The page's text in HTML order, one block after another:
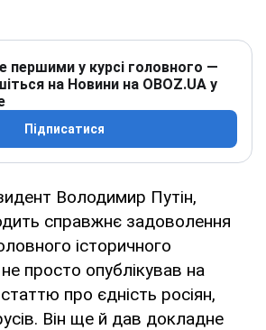
першими у курсі головного —
на Новини на OBOZ.UA у
Підписатися
Володимир Путін,
справжнє задоволення
історичного
просто опублікував на
про єдність росіян,
Він ще й дав докладне